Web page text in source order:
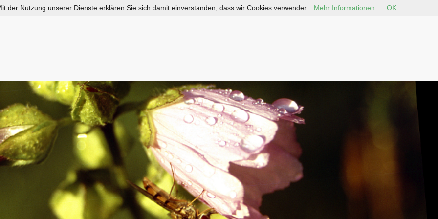
der Nutzung unserer Dienste erklären Sie sich damit einverstanden, dass wir Cookies verwenden. Mehr Informationen OK